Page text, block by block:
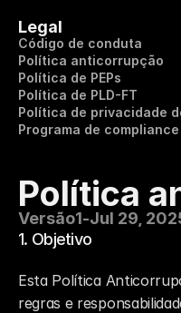
Legal
Código de conduta
Política anticorrupção
Política de PEPs
Política de PLD-FT
Política de privacidade
Programa de compliance
Política
Versão1-Jul 29,
1. Objetivo
Esta Política
regras e